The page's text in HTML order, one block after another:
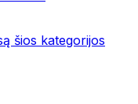
šios kategorijos